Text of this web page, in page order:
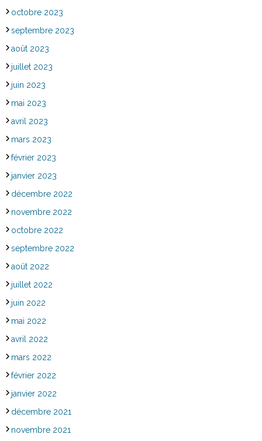
octobre 2023
septembre 2023
août 2023
juillet 2023
juin 2023
mai 2023
avril 2023
mars 2023
février 2023
janvier 2023
décembre 2022
novembre 2022
octobre 2022
septembre 2022
août 2022
juillet 2022
juin 2022
mai 2022
avril 2022
mars 2022
février 2022
janvier 2022
décembre 2021
novembre 2021